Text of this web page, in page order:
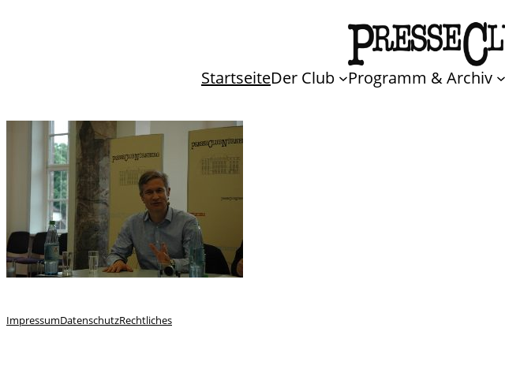
StartseiteDer Club Programm & Archiv
ImpressumDatenschutzRechtliches